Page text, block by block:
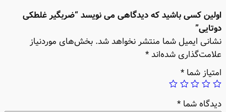
اولین کسی باشید که دیدگاهی می نویسد “ضربگیر غلطکی
دوتایی”
نشانی ایمیل شما منتشر نخواهد شد. بخش‌های موردنیاز
علامت‌گذاری شده‌اند*
امتیاز شما *
دیدگاه شما *